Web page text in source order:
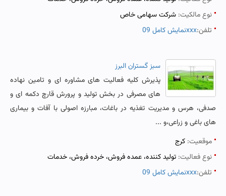
نوع مالکیت: شرکت سهامی خاص
تلفن:نمایش کامل 09xxx
سبز گستران البرز
پذیرش کلیه فعالیت های مشاوره ای و تامین نهاده
های مصرفی در بخش تولید و پرورش قارچ دکمه ای و
صدفی، هرس و مدیریت تغذیه در باغات، مبارزه اصولی با آفات و بیماری
های باغی و زراعی،و ...
موقعیت: کرج
نوع فعالیت: تولید کننده، عمده فروش، خرده فروش، خدمات
تلفن:نمایش کامل 09xxx